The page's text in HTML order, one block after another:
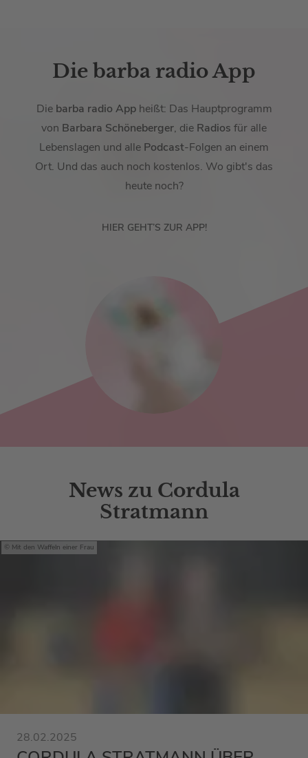
Die barba radio App
Diebarba radio Appheißt: Das Hauptprogramm
von Barbara Schöneberger, die Radios für alle
Lebenslagen und alle Podcast-Folgen an einem
Ort. Und das auch noch kostenlos. Wo gibt's das
heute noch?
HIER GEHT’S ZUR APP!
News zu Cordula
Stratmann
Mit den Waffeln einer Frau
28.02.2025